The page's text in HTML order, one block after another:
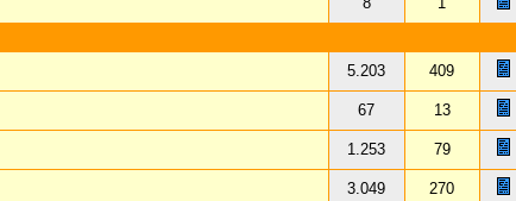
5.203 409
67 13
1.253 79
3.049 270